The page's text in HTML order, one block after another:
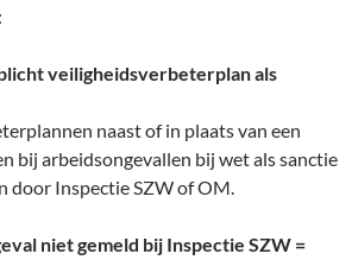
veiligheidsverbeterplan als
naast of in plaats van een
bij arbeidsongevallen bij wet als sanctie
door Inspectie SZW of OM.
niet gemeld bij Inspectie SZW =